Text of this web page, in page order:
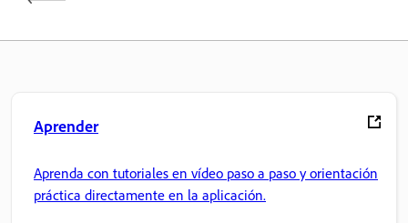
Aprender
Aprenda con tutoriales en vídeo paso a paso y orientación
práctica directamente en la aplicación.